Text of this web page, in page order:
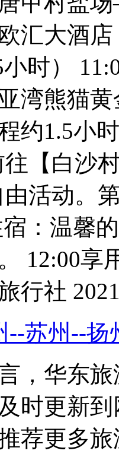
汇大酒
小时）
湾熊猫
约1.5小
往【白沙
由活动。
：温馨
12:00享
行社
--苏州--扬
，华东
时更新
荐更多